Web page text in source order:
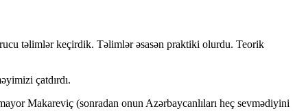
təlimlər keçirdik. Təlimlər əsasən praktiki olurdu. Teorik
çatdırdı.
Makareviç (sonradan onun Azərbaycanlıları heç sevmədiyini